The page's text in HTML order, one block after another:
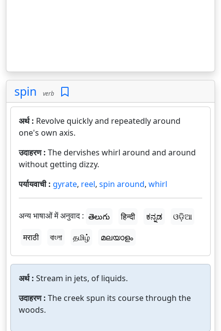
spin verb
अर्थ : Revolve quickly and repeatedly around
one's own axis.
उदाहरण : The dervishes whirl around and around
without getting dizzy.
पर्यायवाची : gyrate, reel, spin around, whirl
अन्य भाषाओं में अनुवाद : తెలుగు हिन्दी ಕನ್ನಡ
ଓଡ଼ିଆ
मराठी
বাংলা தமிழ் മലയാളം
अर्थ : Stream in jets, of liquids.
उदाहरण : The creek spun its course through the
woods.